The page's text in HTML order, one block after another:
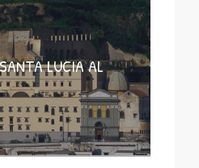
LUCIA AL